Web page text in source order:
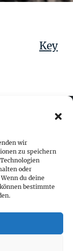
wir
zu speichern
oder
du deine
bestimmte
Key
Impressum